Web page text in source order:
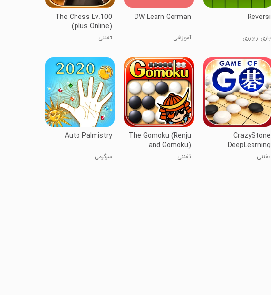
Reversi
بازی ریورزی
DW Learn German
آموزشی
The Chess Lv.100
(plus Online)
تفننی
CrazyStone
DeepLearning
تفننی
The Gomoku (Renju
and Gomoku)
تفننی
Auto Palmistry
سرگرمی